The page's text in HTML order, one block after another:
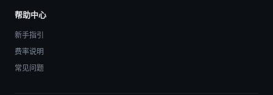
帮助中心
新手指引
费率说明
常见问题